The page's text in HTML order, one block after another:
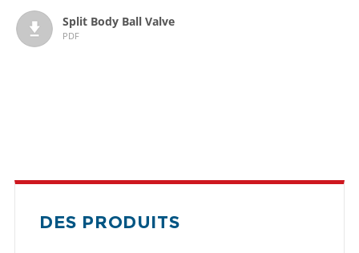
Split Body Ball Valve
PDF
DES PRODUITS